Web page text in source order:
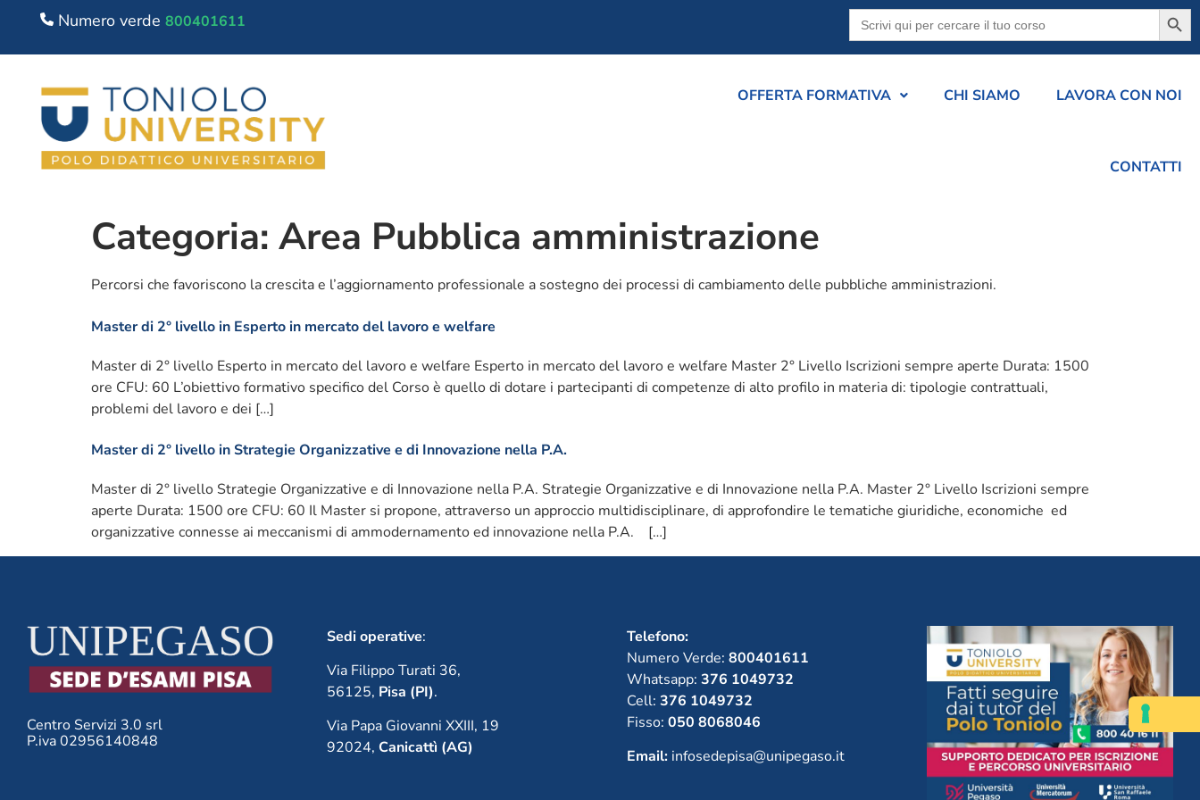
Numero verde 800401611 Search
for:
OFFERTA FORMATIVA CHI SIAMO LAVORA CON NOI
CONTATTI
Categoria: Area Pubblica amministrazione
Percorsi che favoriscono la crescita e l’aggiornamento professionale a sostegno dei processi di cambiamento delle pubbliche amministrazioni.
Master di 2° livello in Esperto in mercato del lavoro e welfare
Master di 2° livello Esperto in mercato del lavoro e welfare Esperto in mercato del lavoro e welfare Master 2° Livello Iscrizioni sempre aperte Durata: 1500
ore CFU: 60 L’obiettivo formativo specifico del Corso è quello di dotare i partecipanti di competenze di alto profilo in materia di: tipologie contrattuali,
problemi del lavoro e dei […]
Master di 2° livello in Strategie Organizzative e di Innovazione nella P.A.
Master di 2° livello Strategie Organizzative e di Innovazione nella P.A. Strategie Organizzative e di Innovazione nella P.A. Master 2° Livello Iscrizioni sempre
aperte Durata: 1500 ore CFU: 60 Il Master si propone, attraverso un approccio multidisciplinare, di approfondire le tematiche giuridiche, economiche ed
organizzative connesse ai meccanismi di ammodernamento ed innovazione nella P.A. […]
Centro Servizi 3.0 srl
P.iva 02956140848
Sedi operative:
Via Filippo Turati 36,
56125, Pisa (PI).
Via Papa Giovanni XXIII, 19
92024, Canicattì (AG)
Telefono:
Numero Verde: 800401611
Whatsapp: 376 1049732
Cell: 376 1049732
Fisso: 050 8068046
Email: infosedepisa@unipegaso.it